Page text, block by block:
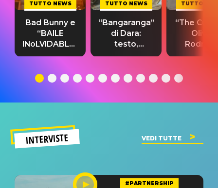
TUTTO NEWS
Bad Bunny e
“BAILE
INoLVIDABLE”:
testo,
significato
TUTTO NEWS
“Bangaranga”
di Dara:
testo,
traduzione e
del singolo
TUTTO
“The
Olivia
testo,
INTERVISTE VEDI TUTTE
#PARTNERSHIP